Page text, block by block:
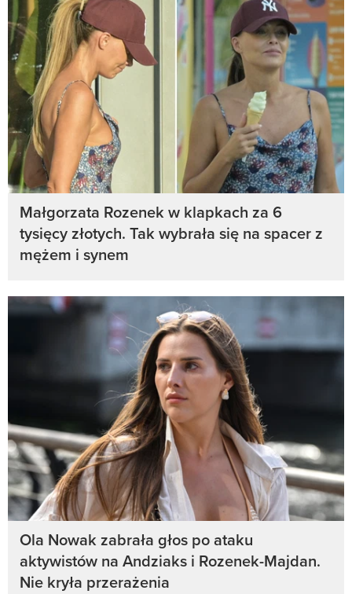
Małgorzata Rozenek w klapkach za 6
tysięcy złotych. Tak wybrała się na spacer z
mężem i synem
Ola Nowak zabrała głos po ataku
aktywistów na Andziaks i Rozenek-Majdan.
Nie kryła przerażenia